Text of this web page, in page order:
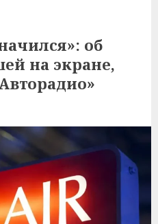
об
на экране,